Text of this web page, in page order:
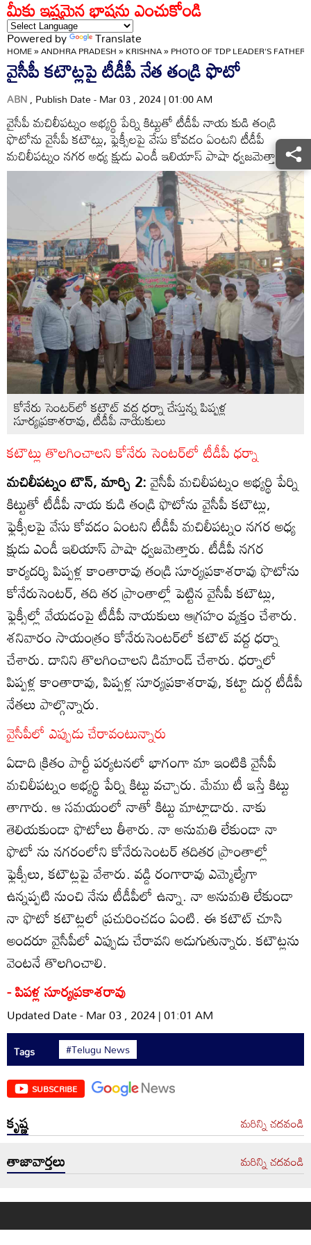
మీకు ఇష్టమైన భాషను ఎంచుకోండి
Powered by Translate
HOME»ANDHRA PRADESH»KRISHNA»PHOTO OF TDP LEADER'S FATHER
వైసీపీ కటౌట్లపై టీడీపీ నేత తండ్రి ఫొటో
ABN, Publish Date - Mar 03 , 2024 | 01:00 AM
వైసీపీ మచిలీపట్నం అభ్యర్థి పేర్ని కిట్టుతో టీడీపీ నాయ కుడి తండ్రి
ఫొటోను వైసీపీ కటౌట్లు, ఫ్లెక్సీలపై వేసు కోవడం ఏంటని టీడీపీ
మచిలీపట్నం నగర అధ్య క్షుడు ఎండీ ఇలియాస్‌ పాషా ధ్వజమెత్తారు.
కోనేరు సెంటర్‌లో కటౌట్‌ వద్ద ధర్నా చేస్తున్న పిప్పళ్ల
సూర్యప్రకాశరావు, టీడీపీ నాయకులు
కటౌట్లు తొలగించాలని కోనేరు సెంటర్‌లో టీడీపీ ధర్నా
మచిలీపట్నం టౌన్‌, మార్చి 2:వైసీపీ మచిలీపట్నం అభ్యర్థి పేర్ని
కిట్టుతో టీడీపీ నాయ కుడి తండ్రి ఫొటోను వైసీపీ కటౌట్లు,
ఫ్లెక్సీలపై వేసు కోవడం ఏంటని టీడీపీ మచిలీపట్నం నగర అధ్య
క్షుడు ఎండీ ఇలియాస్‌ పాషా ధ్వజమెత్తారు. టీడీపీ నగర
కార్యదర్శి పిప్పళ్ల కాంతారావు తండ్రి సూర్యప్రకాశరావు ఫొటోను
కోనేరుసెంటర్‌, తది తర ప్రాంతాల్లో పెట్టిన వైసీపీ కటౌట్లు,
ఫ్లెక్సీల్లో వేయడంపై టీడీపీ నాయకులు ఆగ్రహం వ్యక్తం చేశారు.
శనివారం సాయంత్రం కోనేరుసెంటర్‌లో కటౌట్‌ వద్ద ధర్నా
చేశారు. దానిని తొలగించాలని డిమాండ్‌ చేశారు. ధర్నాలో
పిప్పళ్ల కాంతారావు, పిప్పళ్ల సూర్యప్రకాశరావు, కట్టా దుర్గ టీడీపీ
నేతలు పాల్గొన్నారు.
వైసీపీలో ఎప్పుడు చేరావంటున్నారు
ఏడాది క్రితం పార్టీ పర్యటనలో భాగంగా మా ఇంటికి వైసీపీ
మచిలీపట్నం అభ్యర్థి పేర్ని కిట్టు వచ్చారు. మేము టీ ఇస్తే కిట్టు
తాగారు. ఆ సమయంలో నాతో కిట్టు మాట్లాడారు. నాకు
తెలియకుండా ఫొటోలు తీశారు. నా అనుమతి లేకుండా నా
ఫొటో ను నగరంలోని కోనేరుసెంటర్‌ తదితర ప్రాంతాల్లో
ఫ్లెక్సీలు, కటౌట్లపై వేశారు. వడ్డి రంగారావు ఎమ్మెల్యేగా
ఉన్నప్పటి నుంచి నేను టీడీపీలో ఉన్నా. నా అనుమతి లేకుండా
నా ఫొటో కటౌట్లలో ప్రచురించడం ఏంటి. ఈ కటౌట్‌ చూసి
అందరూ వైసీపీలో ఎప్పుడు చేరావని అడుగుతున్నారు. కటౌట్లను
వెంటనే తొలగించాలి.
- పిపళ్ల సూర్యప్రకాశరావు
Updated Date - Mar 03 , 2024 | 01:01 AM
Tags #Telugu News
SUBSCRIBE
కృష్ణ మరిన్ని చదవండి
తాజావార్తలు మరిన్ని చదవండి